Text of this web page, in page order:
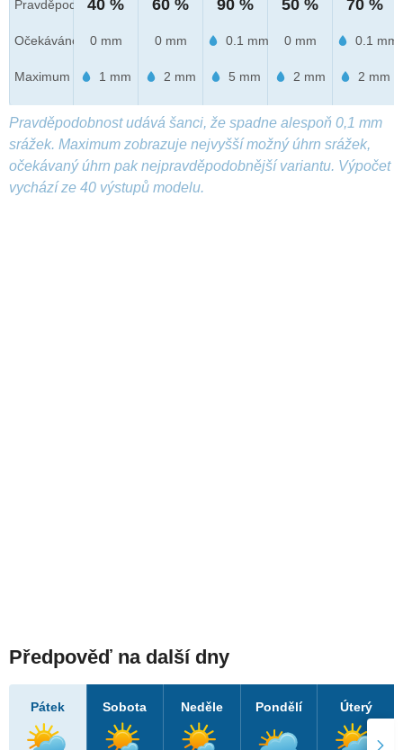
Pravděpod.
Očekáváno
Maximum
40 %
0 mm
1 mm
60 %
0 mm
2 mm
90 %
0.1 mm
5 mm
50 %
0 mm
2 mm
70 %
0.1 mm
2 mm
Pravděpodobnost udává šanci, že spadne alespoň 0,1 mm
srážek. Maximum zobrazuje nejvyšší možný úhrn srážek,
očekávaný úhrn pak nejpravděpodobnější variantu. Výpočet
vychází ze 40 výstupů modelu.
Předpověď na další dny
Pátek Sobota Neděle Pondělí Úterý